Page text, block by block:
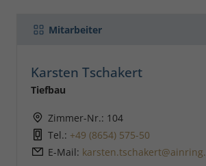
Mitarbeiter
Karsten Tschakert
Tiefbau
Zimmer-Nr.: 104
Tel.: +49 (8654) 575-50
E-Mail: